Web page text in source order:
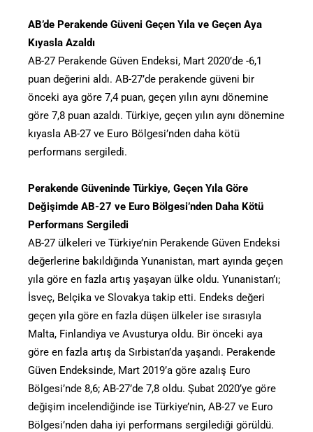
AB’de Perakende Güveni Geçen Yıla ve Geçen Aya
Kıyasla Azaldı
AB-27 Perakende Güven Endeksi, Mart 2020’de -6,1
puan değerini aldı. AB-27’de perakende güveni bir
önceki aya göre 7,4 puan, geçen yılın aynı dönemine
göre 7,8 puan azaldı. Türkiye, geçen yılın aynı dönemine
kıyasla AB-27 ve Euro Bölgesi’nden daha kötü
performans sergiledi.
Perakende Güveninde Türkiye, Geçen Yıla Göre
Değişimde AB-27 ve Euro Bölgesi’nden Daha Kötü
Performans Sergiledi
AB-27 ülkeleri ve Türkiye’nin Perakende Güven Endeksi
değerlerine bakıldığında Yunanistan, mart ayında geçen
yıla göre en fazla artış yaşayan ülke oldu. Yunanistan’ı;
İsveç, Belçika ve Slovakya takip etti. Endeks değeri
geçen yıla göre en fazla düşen ülkeler ise sırasıyla
Malta, Finlandiya ve Avusturya oldu. Bir önceki aya
göre en fazla artış da Sırbistan’da yaşandı. Perakende
Güven Endeksinde, Mart 2019’a göre azalış Euro
Bölgesi’nde 8,6; AB-27’de 7,8 oldu. Şubat 2020’ye göre
değişim incelendiğinde ise Türkiye’nin, AB-27 ve Euro
Bölgesi’nden daha iyi performans sergilediği görüldü.